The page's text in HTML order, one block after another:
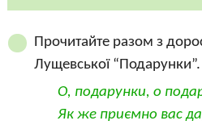
Прочитайте разом з
Лущевської “Подарунки”.
О, подарунки, о
Як же приємно вас